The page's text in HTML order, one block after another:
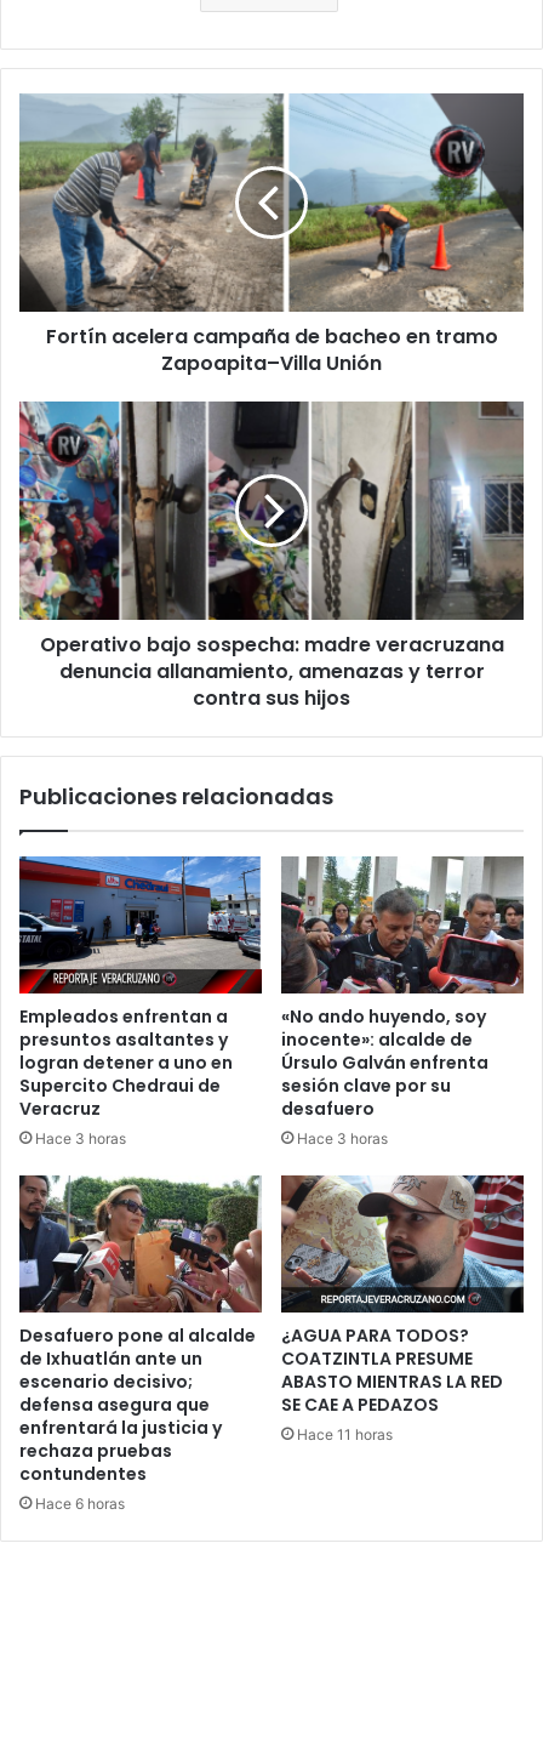
Fortín
acelera
campaña
de
bacheo
tramo
Zapoapita–
Villa
UniónFortín acelera campaña de bacheo en tramo
Zapoapita–Villa Unión
Operativo
bajo
sospecha:
madre
veracruzana
denuncia
allanamiento,
amenazas
y
terror
contra
Operativo bajo sospecha: madre veracruzana
denuncia allanamiento, amenazas y terror
contra sus hijos
Publicaciones relacionadas
Empleados enfrentan a
presuntos asaltantes y
logran detener a uno en
Supercito Chedraui de
Veracruz
Hace 3 horas
«No ando huyendo, soy
inocente»: alcalde de
Úrsulo Galván enfrenta
sesión clave por su
desafuero
Hace 3 horas
Desafuero pone al alcalde
de Ixhuatlán ante un
escenario decisivo;
defensa asegura que
enfrentará la justicia y
rechaza pruebas
contundentes
Hace 6 horas
¿AGUA PARA TODOS?
COATZINTLA PRESUME
ABASTO MIENTRAS LA RED
SE CAE A PEDAZOS
Hace 11 horas